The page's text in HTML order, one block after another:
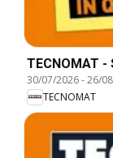
TECNOMAT
30/07/2026-26/
TECNOMAT